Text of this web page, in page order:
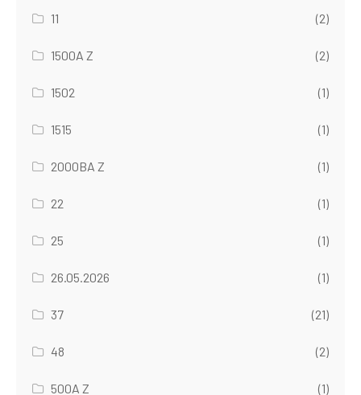
11 (2)
1500A Z (2)
1502 (1)
1515 (1)
2000BA Z (1)
22 (1)
25 (1)
26.05.2026 (1)
37 (21)
48 (2)
500A Z (1)